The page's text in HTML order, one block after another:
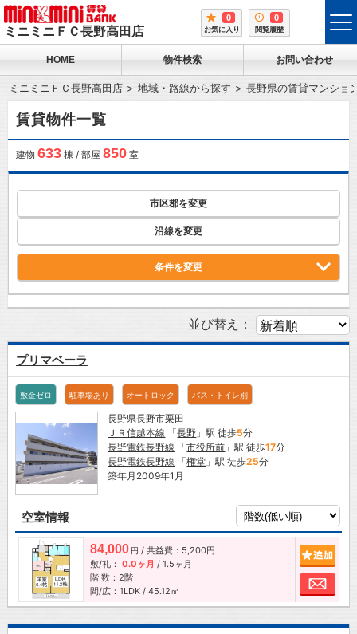
ミニミニＦＣ長野高田店
0
お気に入り
0
閲覧履歴
HOME 物件検索 お問い合わせ
ミニミニＦＣ長野高田店 地域・路線から探す 長野県の賃貸マンショ
賃貸物件一覧
建物 633棟 / 部屋 850室
市区郡を変更
沿線を変更
条件を変更
並び替え：
プリマベーラ
敷金ゼロ 駐車場あり オートロック バス・トイレ別
長野県長野市栗田
ＪＲ信越本線 「長野 」駅 徒歩5分
長野電鉄長野線 「市役所前 」駅 徒歩17分
長野電鉄長野線 「権堂 」駅 徒歩25分
築年月2009年1月
空室情報
84,000 円 / 共益費：5,200円
敷/礼： 0.0ヶ月 / 1.5ヶ月
階 数：2階
間/広：1LDK / 45.12㎡
お